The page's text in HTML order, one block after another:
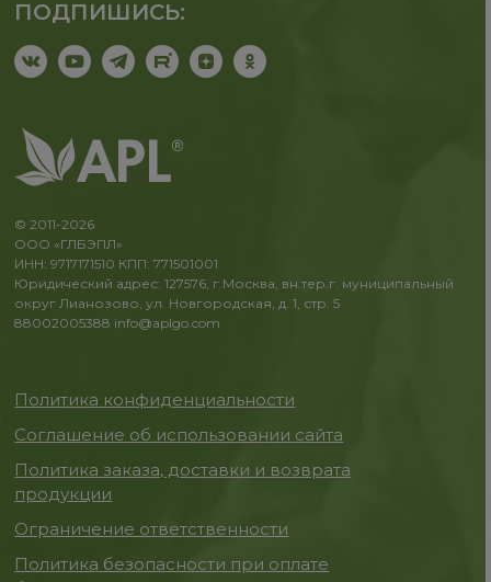
ПОДПИШИСЬ:
© 2011-2026
ООО «ГЛБЭПЛ»
ИНН: 9717171510 КПП: 771501001
Юридический адрес: 127576, г.Москва, вн.тер.г. муниципальный
округ Лианозово, ул. Новгородская, д. 1, стр. 5
88002005388 info@aplgo.com
Политика конфиденциальности
Соглашение об использовании сайта
Политика заказа, доставки и возврата
продукции
Ограничение ответственности
Политика безопасности при оплате